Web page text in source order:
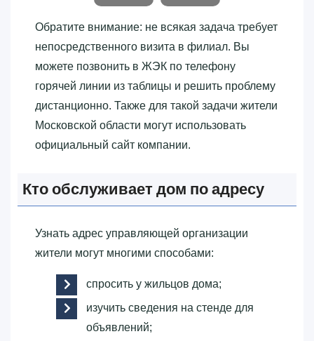
Обратите внимание: не всякая задача требует
непосредственного визита в филиал. Вы
можете позвонить в ЖЭК по телефону
горячей линии из таблицы и решить проблему
дистанционно. Также для такой задачи жители
Московской области могут использовать
официальный сайт компании.
Кто обслуживает дом по адресу
Узнать адрес управляющей организации
жители могут многими способами:
спросить у жильцов дома;
изучить сведения на стенде для
объявлений;